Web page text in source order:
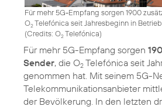
Für mehr 5G-Empfang sorgen 1900
O2Telefónica seit Jahresbeginn in
(Credits: O2Telefónica)
Für mehr 5G-Empfang sorgen
Sender, die O2 Telefónica seit
genommen hat. Mit seinem 5G-
Telekommunikationsanbieter
der Bevölkerung. In den letzten